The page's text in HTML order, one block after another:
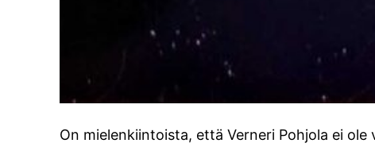
On mielenkiintoista, että Verneri Pohjola ei